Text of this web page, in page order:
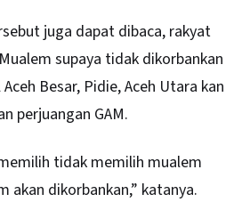
juga dapat dibaca, rakyat
supaya tidak dikorbankan
Besar, Pidie, Aceh Utara kan
perjuangan GAM.
tidak memilih mualem
akan dikorbankan,” katanya.